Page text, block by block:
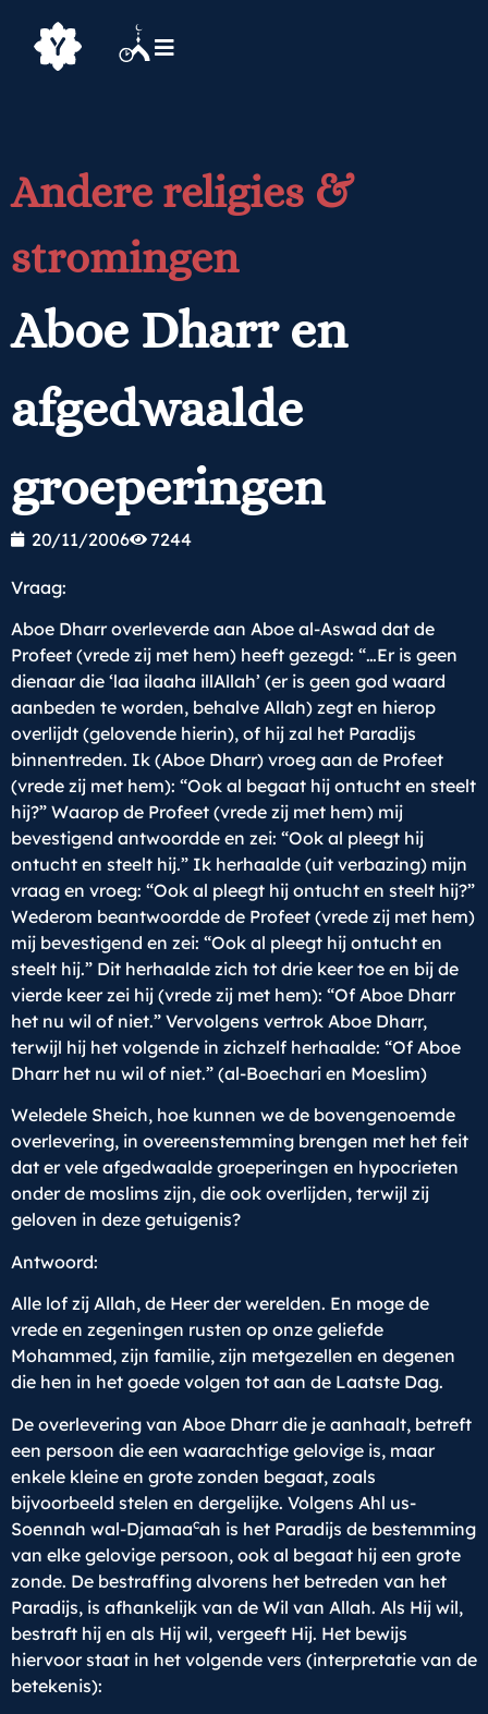
Andere religies &
stromingen
Aboe Dharr en
afgedwaalde
groeperingen
20/11/2006 7244
Vraag:
Aboe Dharr overleverde aan Aboe al-Aswad dat de
Profeet (vrede zij met hem) heeft gezegd: “…Er is geen
dienaar die ‘laa ilaaha illAllah’ (er is geen god waard
aanbeden te worden, behalve Allah) zegt en hierop
overlijdt (gelovende hierin), of hij zal het Paradijs
binnentreden. Ik (Aboe Dharr) vroeg aan de Profeet
(vrede zij met hem): “Ook al begaat hij ontucht en steelt
hij?” Waarop de Profeet (vrede zij met hem) mij
bevestigend antwoordde en zei: “Ook al pleegt hij
ontucht en steelt hij.” Ik herhaalde (uit verbazing) mijn
vraag en vroeg: “Ook al pleegt hij ontucht en steelt hij?”
Wederom beantwoordde de Profeet (vrede zij met hem)
mij bevestigend en zei: “Ook al pleegt hij ontucht en
steelt hij.” Dit herhaalde zich tot drie keer toe en bij de
vierde keer zei hij (vrede zij met hem): “Of Aboe Dharr
het nu wil of niet.” Vervolgens vertrok Aboe Dharr,
terwijl hij het volgende in zichzelf herhaalde: “Of Aboe
Dharr het nu wil of niet.” (al-Boechari en Moeslim)
Weledele Sheich, hoe kunnen we de bovengenoemde
overlevering, in overeenstemming brengen met het feit
dat er vele afgedwaalde groeperingen en hypocrieten
onder de moslims zijn, die ook overlijden, terwijl zij
geloven in deze getuigenis?
Antwoord:
Alle lof zij Allah, de Heer der werelden. En moge de
vrede en zegeningen rusten op onze geliefde
Mohammed, zijn familie, zijn metgezellen en degenen
die hen in het goede volgen tot aan de Laatste Dag.
De overlevering van Aboe Dharr die je aanhaalt, betreft
een persoon die een waarachtige gelovige is, maar
enkele kleine en grote zonden begaat, zoals
bijvoorbeeld stelen en dergelijke. Volgens Ahl us-
Soennah wal-Djamaacah is het Paradijs de bestemming
van elke gelovige persoon, ook al begaat hij een grote
zonde. De bestraffing alvorens het betreden van het
Paradijs, is afhankelijk van de Wil van Allah. Als Hij wil,
bestraft hij en als Hij wil, vergeeft Hij. Het bewijs
hiervoor staat in het volgende vers (interpretatie van de
betekenis):